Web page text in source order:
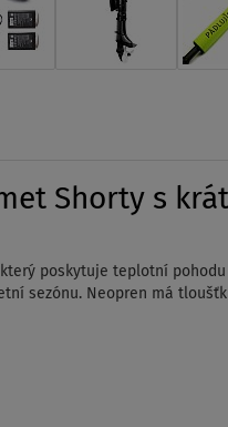
Shorty s
poskytuje teplotní
sezónu. Neopren má